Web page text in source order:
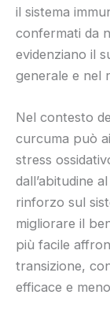
il sistema
confermati da
evidenziano il
generale e nel
Nel contesto
curcuma può
stress
dall’abitudine
rinforzo sul
migliorare il
più facile
transizione,
efficace e